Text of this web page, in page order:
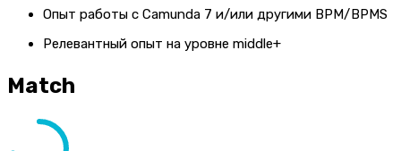
Опыт работы с Camunda 7 и/или другими BPM/BPMS
Релевантный опыт на уровне middle+
Match